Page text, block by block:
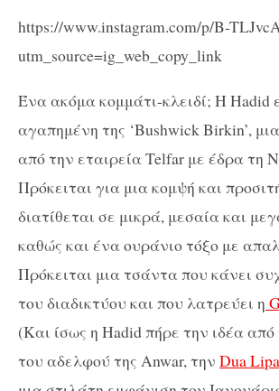
https://www.instagram.com/p/B-
utm_source=ig_web_copy_link
Ένα ακόμα κομμάτι-κλειδί; Η Hadid
αγαπημένη της ‘Bushwick Birkin’,
από την εταιρεία Telfar με έδρα τη
Πρόκειται για μια κομψή και
διατίθεται σε μικρά, μεσαία και
καθώς και ένα ουράνιο τόξο με
Πρόκειται μια τσάντα που κάνει
του διαδικτύου και που λατρεύει η
(Και ίσως η Hadid πήρε την ιδέα
του αδελφού της Anwar, την Dua Lipa